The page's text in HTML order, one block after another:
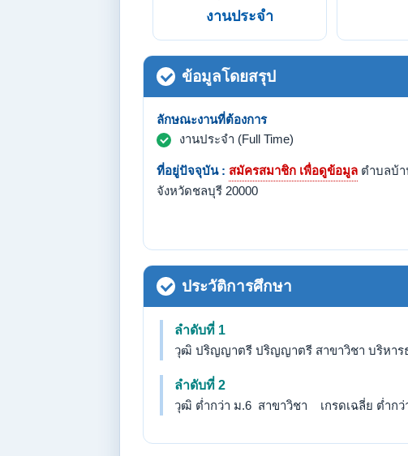
งานประจำ
ข้อมูลโดยสรุป
ลักษณะงานที่ต้องการ
งานประจำ (Full Time)
ที่อยู่ปัจจุบัน : สมัครสมาชิก เพื่อดูข้อมูล ตำบลบ้า
จังหวัดชลบุรี 20000
ประวัติการศึกษา
ลำดับที่ 1
วุฒิ ปริญญาตรี ปริญญาตรี สาขาวิชา บริหารธุ
ลำดับที่ 2
วุฒิ ต่ำกว่า ม.6 สาขาวิชา เกรดเฉลี่ย ต่ำกว่